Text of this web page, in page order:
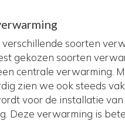
verschillende soorten
gekozen soorten
centrale verwarming.
zien we ook steeds
voor de installatie van
Deze verwarming is